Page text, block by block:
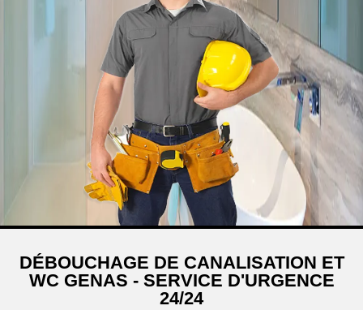
DÉBOUCHAGE DE CANALISATION ET
WC GENAS - SERVICE D'URGENCE
24/24